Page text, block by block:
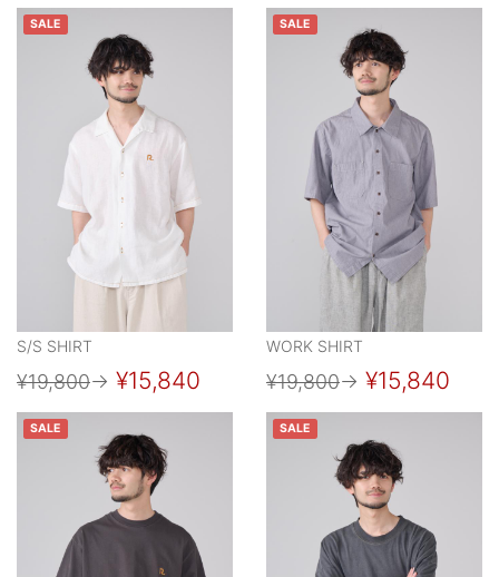
SALE
S/S SHIRT
¥19,800→ ¥15,840
SALE
WORK SHIRT
¥19,800→ ¥15,840
SALE SALE